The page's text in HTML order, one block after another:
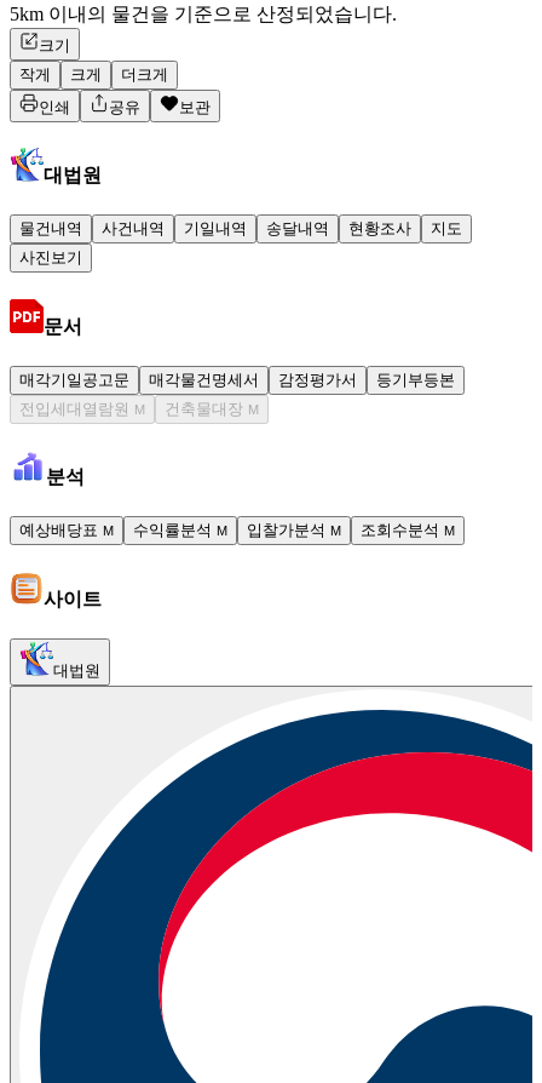
5km 이내의 물건을 기준으로 산정되었습니다.
크기
작게
크게
더크게
인쇄
공유 보관
대법원
물건내역 사건내역 기일내역 송달내역 현황조사
지도
사진보기
문서
매각기일공고문 매각물건명세서 감정평가서
등기부등본
전입세대열람원
M 건축물대장 M
분석
예상배당표 M 수익률분석 M 입찰가분석 M 조회수분석 M
사이트
대법원